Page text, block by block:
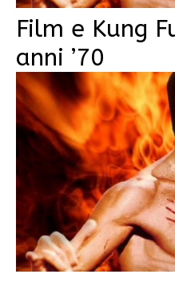
Film e Kung
anni ’70